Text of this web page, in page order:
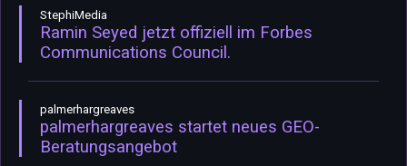
StephiMedia
Ramin Seyed jetzt offiziell im Forbes
Communications Council.
palmerhargreaves
palmerhargreaves startet neues GEO-
Beratungsangebot